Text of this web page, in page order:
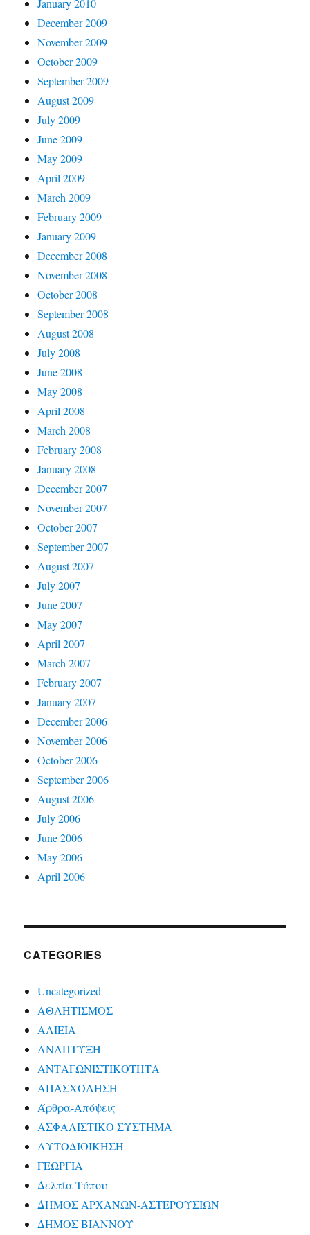
January 2010
December 2009
November 2009
October 2009
September 2009
August 2009
July 2009
June 2009
May 2009
April 2009
March 2009
February 2009
January 2009
December 2008
November 2008
October 2008
September 2008
August 2008
July 2008
June 2008
May 2008
April 2008
March 2008
February 2008
January 2008
December 2007
November 2007
October 2007
September 2007
August 2007
July 2007
June 2007
May 2007
April 2007
March 2007
February 2007
January 2007
December 2006
November 2006
October 2006
September 2006
August 2006
July 2006
June 2006
May 2006
April 2006
CATEGORIES
Uncategorized
ΑΘΛΗΤΙΣΜΟΣ
ΑΛΙΕΙΑ
ΑΝΑΠΤΥΞΗ
ΑΝΤΑΓΩΝΙΣΤΙΚΟΤΗΤΑ
ΑΠΑΣΧΟΛΗΣΗ
Άρθρα-Απόψεις
ΑΣΦΑΛΙΣΤΙΚΟ ΣΥΣΤΗΜΑ
ΑΥΤΟΔΙΟΙΚΗΣΗ
ΓΕΩΡΓΙΑ
Δελτία Τύπου
ΔΗΜΟΣ ΑΡΧΑΝΩΝ-ΑΣΤΕΡΟΥΣΙΩΝ
ΔΗΜΟΣ ΒΙΑΝΝΟΥ